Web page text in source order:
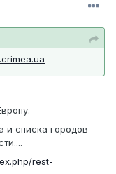
и списка городов
rest-